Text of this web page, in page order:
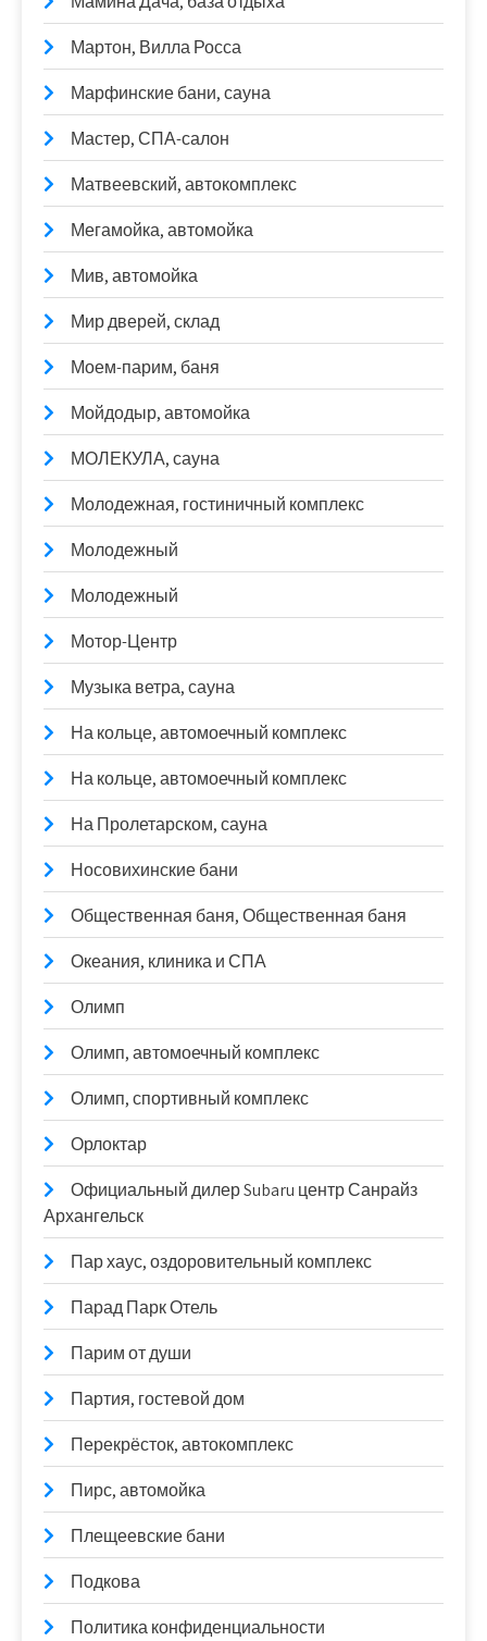
Мартон, Вилла Росса
Марфинские бани, сауна
Мастер, СПА-салон
Матвеевский, автокомплекс
Мегамойка, автомойка
Мив, автомойка
Мир дверей, склад
Моем-парим, баня
Мойдодыр, автомойка
МОЛЕКУЛА, сауна
Молодежная, гостиничный комплекс
Молодежный
Молодежный
Мотор-Центр
Музыка ветра, сауна
На кольце, автомоечный комплекс
На кольце, автомоечный комплекс
На Пролетарском, сауна
Носовихинские бани
Общественная баня, Общественная баня
Океания, клиника и СПА
Олимп
Олимп, автомоечный комплекс
Олимп, спортивный комплекс
Орлоктар
Официальный дилер Subaru центр Санрайз
Архангельск
Пар хаус, оздоровительный комплекс
Парад Парк Отель
Парим от души
Партия, гостевой дом
Перекрёсток, автокомплекс
Пирс, автомойка
Плещеевские бани
Подкова
Политика конфиденциальности